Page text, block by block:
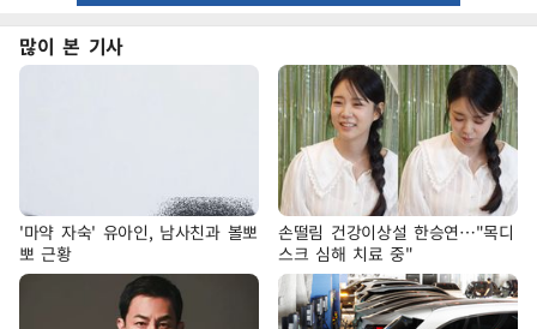
많이 본 기사
'마약 자숙' 유아인, 남사친과 볼뽀
뽀 근황
손떨림 건강이상설 한승연…"목디
스크 심해 치료 중"